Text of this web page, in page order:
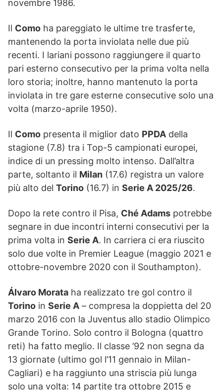
novembre 1986.
Il Como ha pareggiato le ultime tre trasferte,
mantenendo la porta inviolata nelle due più
recenti. I lariani possono raggiungere il quarto
pari esterno consecutivo per la prima volta nella
loro storia; inoltre, hanno mantenuto la porta
inviolata in tre gare esterne consecutive solo una
volta (marzo-aprile 1950).
Il Como presenta il miglior dato PPDA della
stagione (7.8) tra i Top-5 campionati europei,
indice di un pressing molto intenso. Dall’altra
parte, soltanto il Milan (17.6) registra un valore
più alto del Torino (16.7) in Serie A 2025/26.
Dopo la rete contro il Pisa, Ché Adams potrebbe
segnare in due incontri interni consecutivi per la
prima volta in Serie A. In carriera ci era riuscito
solo due volte in Premier League (maggio 2021 e
ottobre-novembre 2020 con il Southampton).
Álvaro Morata ha realizzato tre gol contro il
Torino in Serie A – compresa la doppietta del 20
marzo 2016 con la Juventus allo stadio Olimpico
Grande Torino. Solo contro il Bologna (quattro
reti) ha fatto meglio. Il classe ’92 non segna da
13 giornate (ultimo gol l’11 gennaio in Milan-
Cagliari) e ha raggiunto una striscia più lunga
solo una volta: 14 partite tra ottobre 2015 e